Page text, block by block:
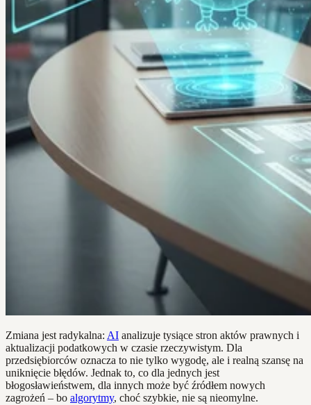
Zmiana jest radykalna: AI analizuje tysiące stron aktów prawnych i
aktualizacji podatkowych w czasie rzeczywistym. Dla
przedsiębiorców oznacza to nie tylko wygodę, ale i realną szansę na
uniknięcie błędów. Jednak to, co dla jednych jest
błogosławieństwem, dla innych może być źródłem nowych
zagrożeń – bo algorytmy, choć szybkie, nie są nieomylne.